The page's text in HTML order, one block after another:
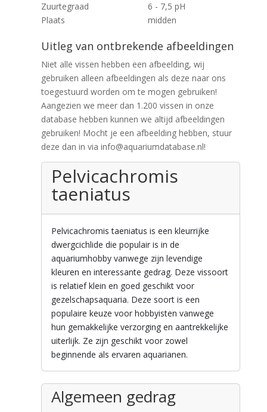
Zuurtegraad
6 - 7,5 pH
Plaats
midden
Uitleg van ontbrekende afbeeldingen
Niet alle vissen hebben een afbeelding, wij
gebruiken alleen afbeeldingen als deze naar ons
toegestuurd worden om te mogen gebruiken!
Aangezien we meer dan 1.200 vissen in onze
database hebben kunnen we altijd afbeeldingen
gebruiken! Mocht je een afbeelding hebben, stuur
deze dan in via info@aquariumdatabase.nl!
Pelvicachromis
taeniatus
Pelvicachromis taeniatus is een kleurrijke
dwergcichlide die populair is in de
aquariumhobby vanwege zijn levendige
kleuren en interessante gedrag. Deze vissoort
is relatief klein en goed geschikt voor
gezelschapsaquaria. Deze soort is een
populaire keuze voor hobbyisten vanwege
hun gemakkelijke verzorging en aantrekkelijke
uiterlijk. Ze zijn geschikt voor zowel
beginnende als ervaren aquarianen.
Algemeen gedrag